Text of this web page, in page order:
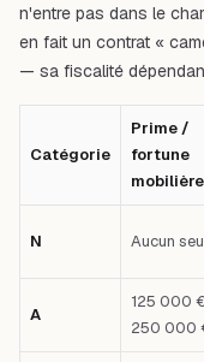
n'entre pas dans le
en fait un contrat «
— sa fiscalité
Catégorie
Prime /
fortune
mobilière
N Aucun
A
125 000
250 000